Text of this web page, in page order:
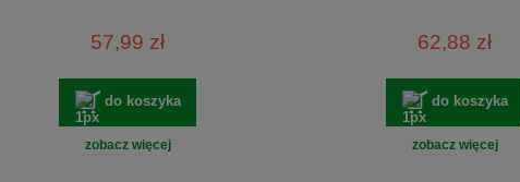
57,99 zł
do koszyka
zobacz więcej
62,88 zł
do koszyka
zobacz więcej